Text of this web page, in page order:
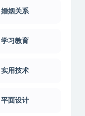
婚姻关系
学习教育
实用技术
平面设计